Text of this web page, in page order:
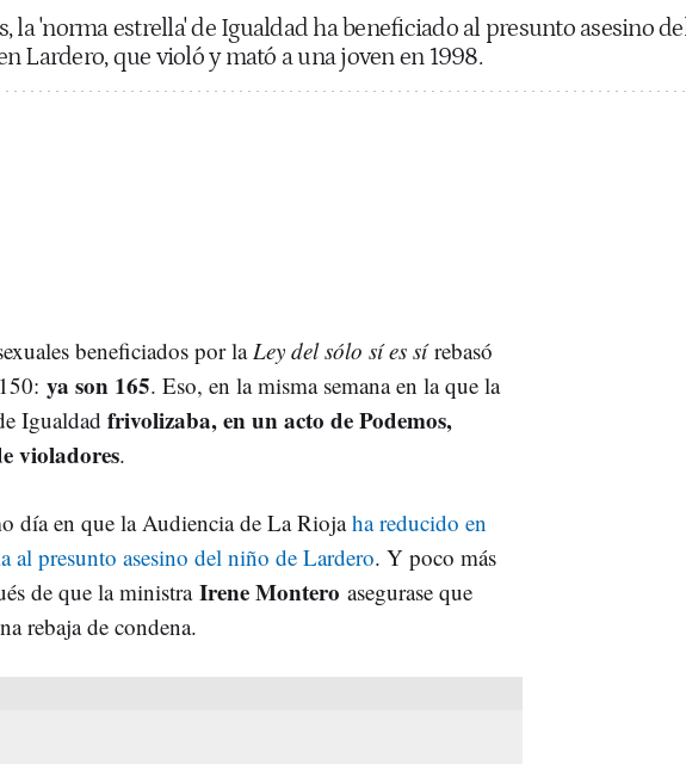
la 'norma estrella' de Igualdad ha beneficiado al presunto asesino
Lardero, que violó y mató a una joven en 1998.
beneficiados por la Ley del sólo sí es sírebasó
ya son 165. Eso, en la misma semana en la que la
Igualdad frivolizaba, en un acto de Podemos,
violadores.
día en que la Audiencia de La Riojaha reducido en
al presunto asesino del niño de Lardero. Y poco más
de que la ministraIrene Montero asegurase que
rebaja de condena.